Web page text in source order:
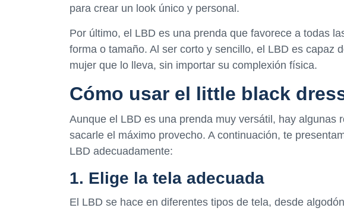
para crear un look único y personal.
Por último, el LBD es una prenda que favorece a todas
forma o tamaño. Al ser corto y sencillo, el LBD es capaz
mujer que lo lleva, sin importar su complexión física.
Cómo usar el little black
Aunque el LBD es una prenda muy versátil, hay algunas
sacarle el máximo provecho. A continuación, te
LBD adecuadamente:
1. Elige la tela adecuada
El LBD se hace en diferentes tipos de tela, desde